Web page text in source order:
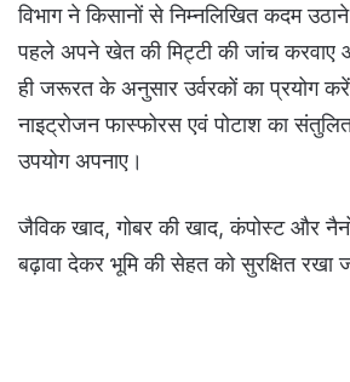
विभाग ने किसानों से निम्नलिखित कदम
पहले अपने खेत की मिट्टी की जांच करवाए
ही जरूरत के अनुसार उर्वरकों का प्रयोग
नाइट्रोजन फास्फोरस एवं पोटाश का
उपयोग अपनाए।
जैविक खाद, गोबर की खाद, कंपोस्ट और
बढ़ावा देकर भूमि की सेहत को सुरक्षित रखा